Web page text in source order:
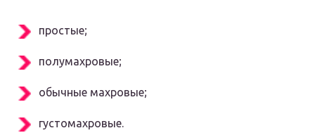
простые;
полумахровые;
обычные махровые;
густомахровые.